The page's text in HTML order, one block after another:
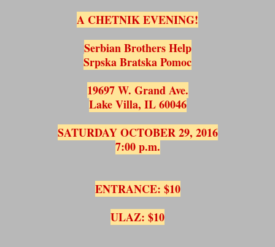
A CHETNIK EVENING!
Serbian Brothers Help
Srpska Bratska Pomoc
19697 W. Grand Ave.
Lake Villa, IL 60046
SATURDAY OCTOBER 29, 2016
7:00 p.m.
ENTRANCE: $10
ULAZ: $10